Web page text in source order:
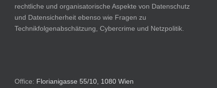
rechtliche und organisatorische Aspekte von Datenschutz
und Datensicherheit ebenso wie Fragen zu
Technikfolgenabschätzung, Cybercrime und Netzpolitik.
Office: Florianigasse 55/10, 1080 Wien